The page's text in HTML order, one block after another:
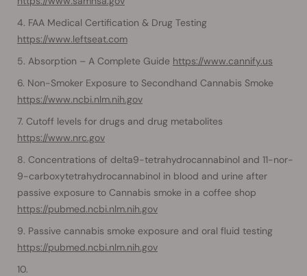
FAA Medical Certification & Drug Testing
https://www.leftseat.com
Absorption – A Complete Guide https://www.cannify.us
Non-Smoker Exposure to Secondhand Cannabis Smoke
https://www.ncbi.nlm.nih.gov
Cutoff levels for drugs and drug metabolites
https://www.nrc.gov
Concentrations of delta9-tetrahydrocannabinol and 11-nor-
9-carboxytetrahydrocannabinol in blood and urine after
passive exposure to Cannabis smoke in a coffee shop
https://pubmed.ncbi.nlm.nih.gov
Passive cannabis smoke exposure and oral fluid testing
https://pubmed.ncbi.nlm.nih.gov